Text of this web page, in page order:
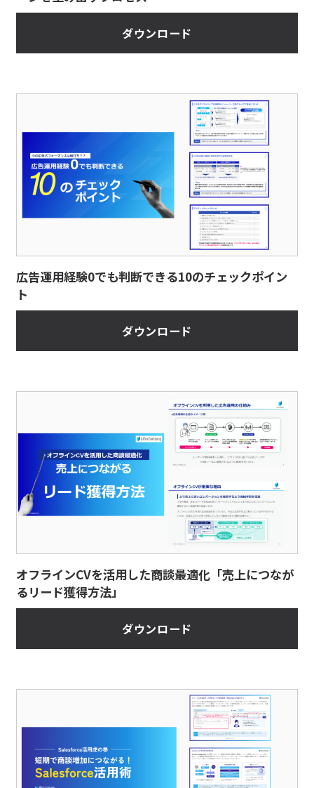
ダウンロード
広告運用経験0でも判断できる10のチェックポイン
ト
ダウンロード
オフラインCVを活用した商談最適化「売上につなが
るリード獲得方法」
ダウンロード